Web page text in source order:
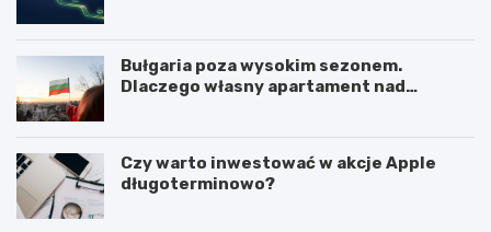
Bułgaria poza wysokim sezonem.
Dlaczego własny apartament nad
Czy warto inwestować w akcje Apple
długoterminowo?